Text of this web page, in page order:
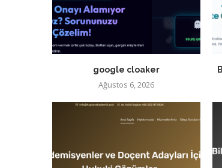
google cloaker
Ağustos 6, 2026